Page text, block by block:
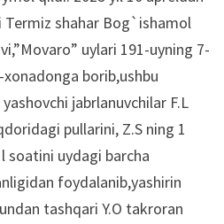
shahar Bog`ishamol
uylari 191-uyning 7-
borib,ushbu
jabrlanuvchilar F.L
pullarini, Z.S ning 1
soatini uydagi barcha
foydalanib,yashirin
tashqari Y.O takroran